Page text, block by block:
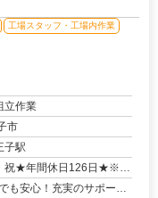
工場スタッフ・工場内作業
立作業
市
子駅
社カレンダーによる【その他長期休暇あり】ゴールデンウィーク、夏季休暇、冬季休暇
、新しい一歩を踏み出してみませんか？→ほとんどのスタッフが未経験スタートで...